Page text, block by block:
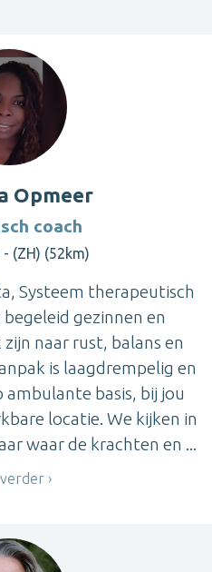
Opmeer
coach
(ZH) (52km)
Systeem therapeutisch
gezinnen en
naar rust, balans en
is laagdrempelig en
basis, bij jou
locatie. We kijken in
waar de krachten en ...